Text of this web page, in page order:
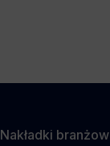
Nakładki